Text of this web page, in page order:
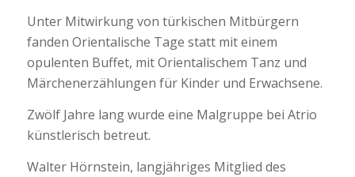
Unter Mitwirkung von türkischen Mitbürgern
fanden Orientalische Tage statt mit einem
opulenten Buffet, mit Orientalischem Tanz und
Märchenerzählungen für Kinder und Erwachsene.
Zwölf Jahre lang wurde eine Malgruppe bei Atrio
künstlerisch betreut.
Walter Hörnstein, langjähriges Mitglied des